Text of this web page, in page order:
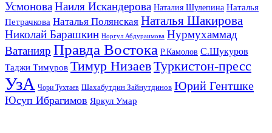
УсмоноваНаиля Искандерова Наталия Шулепина Наталья
Петрачкова Наталья Полянская Наталья Шакирова
Николай Барашкин Норгул Абдураимова Нурмухаммад
Ватанияр Правда Востока Р.Камолов С.Шукуров
Таджи Тимуров Тимур НизаевТуркистон-пресс
УзА Чори Тухтаев Шахабутдин Зайнутдинов Юрий Гентшке
Юсуп Ибрагимов Яркул Умар